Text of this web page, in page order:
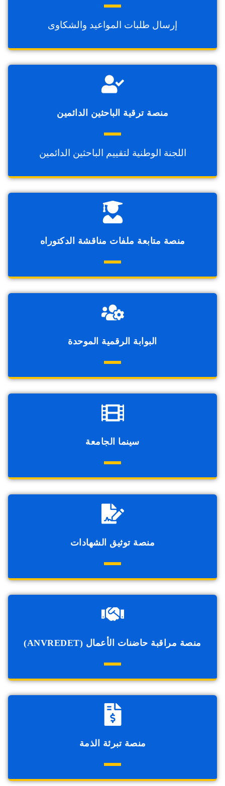
إرسال طلبات المواعيد والشكاوى
منصة ترقية الباحثين الدائمين
اللجنة الوطنية لتقييم الباحثين الدائمين
منصة متابعة ملفات مناقشة الدكتوراه
البوابة الرقمية الموحدة
سينما الجامعة
منصة توثيق الشهادات
منصة مراقبة حاضنات الأعمال (ANVREDET)
منصة تبرئة الذمة